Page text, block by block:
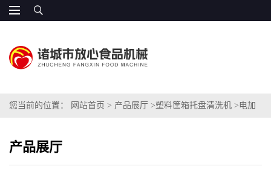
您当前的位置： 网站首页 > 产品展厅 >塑料筐箱托盘清洗机 >电加
产品展厅